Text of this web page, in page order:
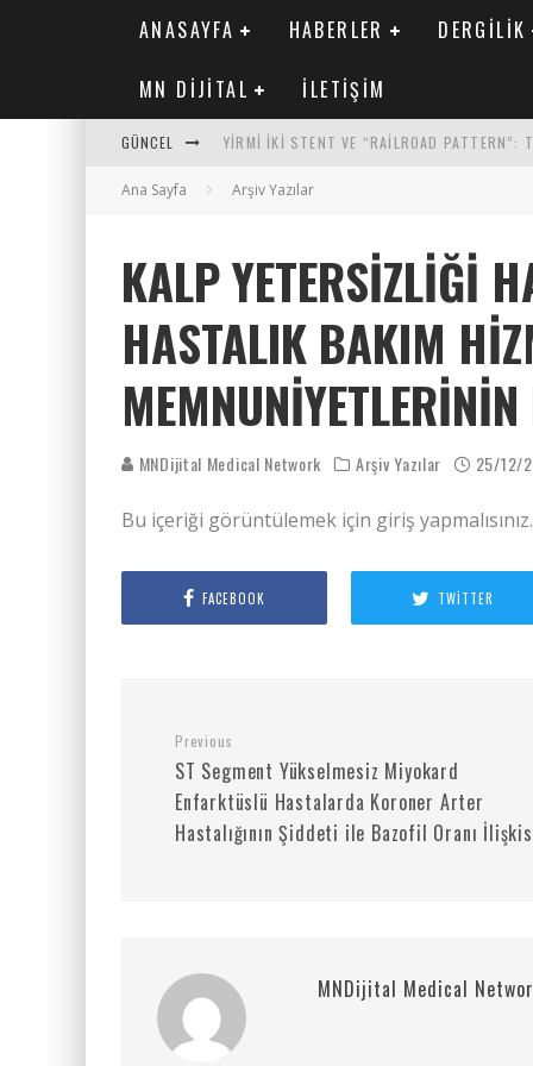
ANASAYFA HABERLER DERGILIK
MN DIJITAL İLETIŞIM
GÜNCEL YIRMI İKI STENT VE “RAILROAD PATTERN”:
SAFEN VEN GREFT HASTALIĞI ILE İLIŞKILI
MN KARDIYOLOJI YIL 33 SAYI 2 2026
Ana Sayfa Arşiv Yazılar
KALP YETERSIZLIĞI
HASTALIK BAKIM
MNDijital Medical Network Arşiv Yazılar 25/12/
Bu içeriği görüntülemek için giriş
FACEBOOK TWITTER
Previous
ST Segment Yükselmesiz Miyokard
Enfarktüslü Hastalarda Koroner Arter
Hastalığının Şiddeti ile Bazofil Oranı
MNDijital Medical